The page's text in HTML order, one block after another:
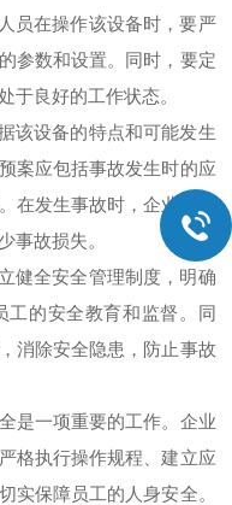
在操作该设备时，要严
参数和设置。同时，要定
于良好的工作状态。
设备的特点和可能发生
案应包括事故发生时的应
在发生事故时，企业应迅
事故损失。
全安全管理制度，明确
工的安全教育和监督。同
消除安全隐患，防止事故
一项重要的工作。企业
格执行操作规程、建立应
实保障员工的人身安全。